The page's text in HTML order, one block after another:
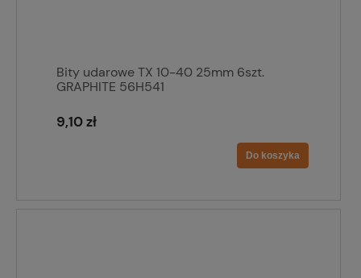
Bity udarowe TX 10-40 25mm 6szt.
GRAPHITE 56H541
9,10 zł
Do koszyka